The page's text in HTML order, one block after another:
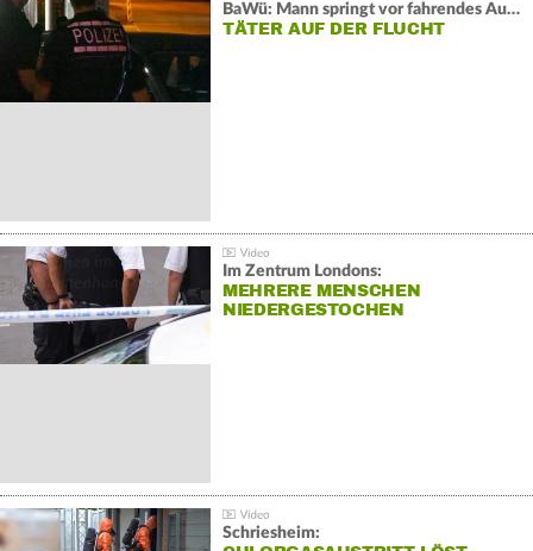
BaWü: Mann springt vor fahrendes Auto und schießt
TÄTER AUF DER FLUCHT
Im Zentrum Londons:
MEHRERE MENSCHEN
NIEDERGESTOCHEN
Schriesheim: